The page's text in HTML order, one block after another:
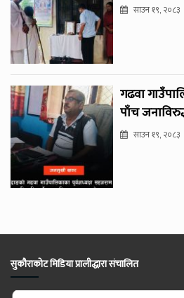
साउन १९, २०८३
गढवा
पाँच
साउन १९, २०८३
सुकौराकोट मिडिया प्रालीद्धारा संचालित